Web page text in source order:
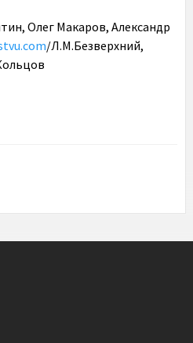
Олег Макаров, Александр
/Л.М.Безверхний,